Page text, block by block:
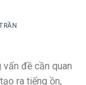
đề cần quan
ra tiếng ồn,